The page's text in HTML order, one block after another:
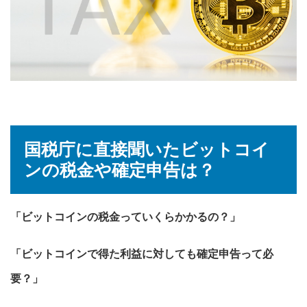
国税庁に直接聞いたビットコイ
ンの税金や確定申告は？
「ビットコインの税金っていくらかかるの？」
「ビットコインで得た利益に対しても確定申告って必
要？」